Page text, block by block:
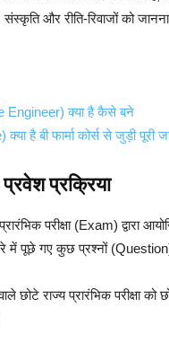
और रीति-रिवाजों को
Engineer) क्या है कैसे बने
है बी फार्मा कोर्स से जुड़ी पूरी
प्रवेश प्रक्रिया
परीक्षा (Exam) द्वारा
में पूछे गए कुछ प्रश्नों
छोटे राज्य प्रारंभिक परीक्षा